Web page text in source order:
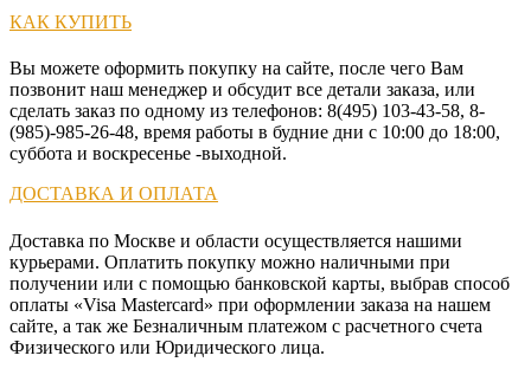
Tutti
Bambini
UPPAbaby
Venicci
Voksi
Wisenet
КАК КУПИТЬ
Вы можете оформить покупку на сайте, после чего Вам
позвонит наш менеджер и обсудит все детали заказа, или
сделать заказ по одному из телефонов: 8(495) 103-43-58, 8-
(985)-985-26-48, время работы в будние дни с 10:00 до 18:00,
суббота и воскресенье -выходной.
ДОСТАВКА И ОПЛАТА
Доставка по Москве и области осуществляется нашими
курьерами. Оплатить покупку можно наличными при
получении или с помощью банковской карты, выбрав способ
оплаты «Visa Mastercard» при оформлении заказа на нашем
сайте, а так же Безналичным платежом с расчетного счета
Физического или Юридического лица.